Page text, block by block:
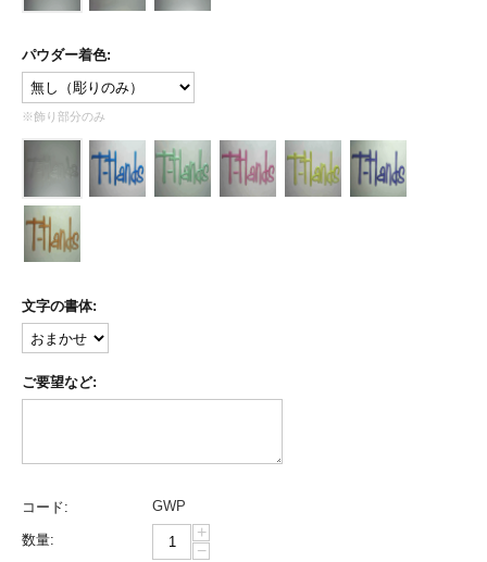
パウダー着色:
※飾り部分のみ
文字の書体:
ご要望など:
コード: GWP
数量:
+
−